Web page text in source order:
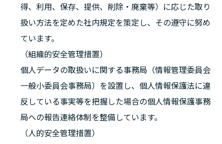
得、利用、保存、提供、削除・廃棄等）に応じた取り
扱い方法を定めた社内規定を策定し、その遵守に努め
ています。
（組織的安全管理措置）
個人データの取扱いに関する事務局（情報管理委員会
一般小委員会事務局）を設置し、個人情報保護法に違
反している事実等を把握した場合の個人情報保護事務
局への報告連絡体制を整備しています。
（人的安全管理措置）